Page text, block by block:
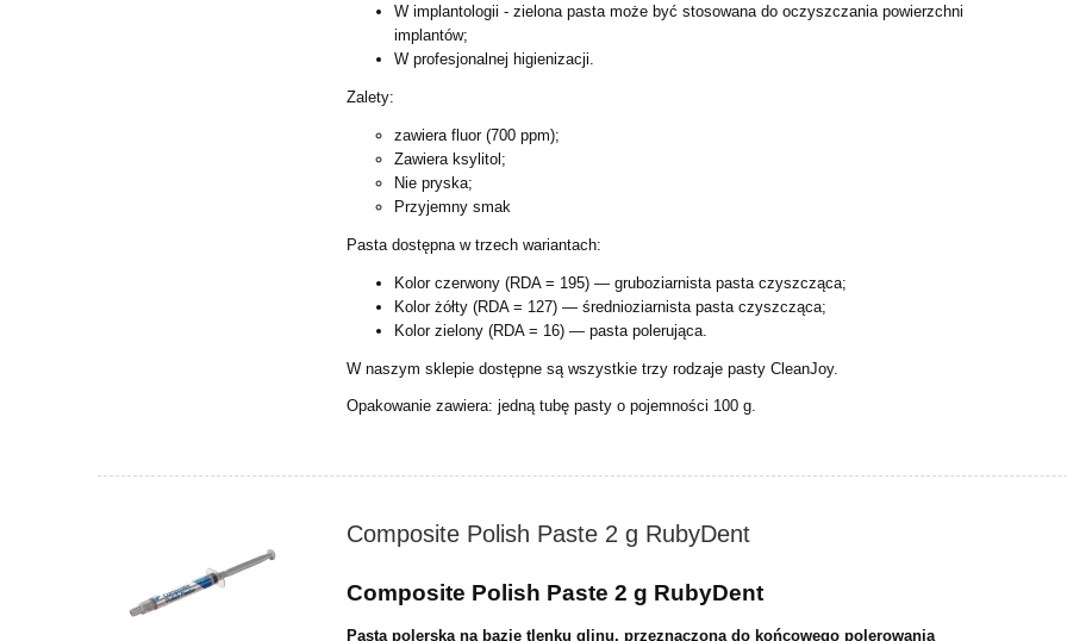
W implantologii - zielona pasta może być stosowana do oczyszczania powierzchni
implantów;
W profesjonalnej higienizacji.
Zalety:
zawiera fluor (700 ppm);
Zawiera ksylitol;
Nie pryska;
Przyjemny smak
Pasta dostępna w trzech wariantach:
Kolor czerwony (RDA = 195) — gruboziarnista pasta czyszcząca;
Kolor żółty (RDA = 127) — średnioziarnista pasta czyszcząca;
Kolor zielony (RDA = 16) — pasta polerująca.
W naszym sklepie dostępne są wszystkie trzy rodzaje pasty CleanJoy.
Opakowanie zawiera: jedną tubę pasty o pojemności 100 g.
Composite Polish Paste 2 g RubyDent
Composite Polish Paste 2 g RubyDent
Pasta polerska na bazie tlenku glinu, przeznaczona do końcowego polerowania